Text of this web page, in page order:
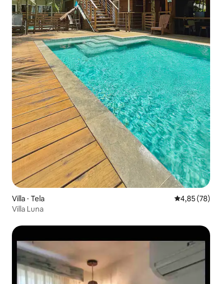
Villa ⋅ Tela Évaluation
4,85 (78)
Villa Luna